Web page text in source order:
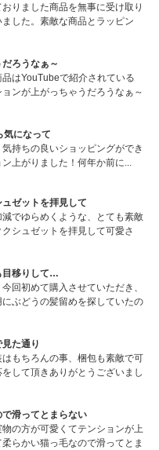
りました商品を無事に受け取り
した。素敵な商品とラッピン
ろうなぁ～
はYouTubeで紹介されている
ンが上がっちゃうだろうなぁ～
になって
持ちの良いショッピングができ
ン上がりました！何年か前に...
ゼットを拝見して
でゆらめくような、とても素敵
シュゼットを拝見して可愛さ
目移りして…
回初めて購入させていただき、
ぶどうの髪留めを探していたの
た通り
もちろんの事、梱包も素敵で可
して頂きありがとうございまし
滑ってとまらない
の方が可愛くてテンションが上
らかい猫っ毛なので滑ってとま